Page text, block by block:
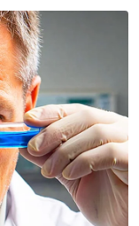
akan terus
sejarah
kehilangan